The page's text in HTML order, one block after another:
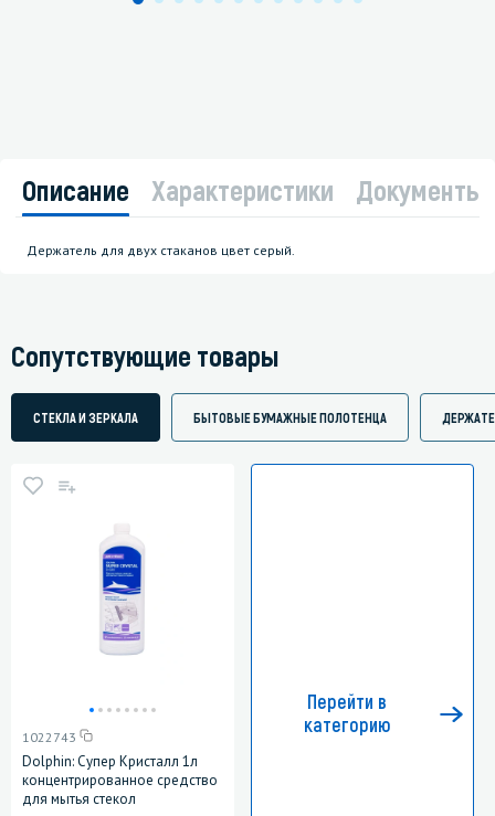
Описание Характеристики Документы
Держатель для двух стаканов цвет серый.
Сопутствующие товары
СТЕКЛА И ЗЕРКАЛА БЫТОВЫЕ БУМАЖНЫЕ ПОЛОТЕНЦА
1022743
Dolphin: Супер Кристалл 1л
концентрированное средство
для мытья стекол
Перейти в
категорию